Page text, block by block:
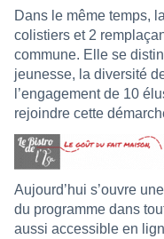
Dans le même temps,
colistiers et 2
commune. Elle se
jeunesse, la diversité
l’engagement de 10
rejoindre cette
Aujourd’hui s’ouvre
du programme dans
aussi accessible en